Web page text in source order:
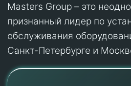
Masters Group – это
признанный лидер по
обслуживания
Санкт-Петербурге и